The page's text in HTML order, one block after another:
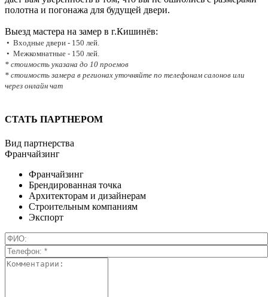
полотна и погонажа для будущей двери.
Выезд мастера на замер в г.Кишинёв:
• Входные двери - 150 лей.
• Межкомнатные - 150 лей.
* стоимость указана до 10 проемов
* стоимость замера в регионах уточняйте по телефонам салонов или
через онлайн чат
СТАТЬ ПАРТНЕРОМ
Вид партнерства
Франчайзинг
Франчайзинг
Брендированная точка
Архитекторам и дизайнерам
Строительным компаниям
Экспорт